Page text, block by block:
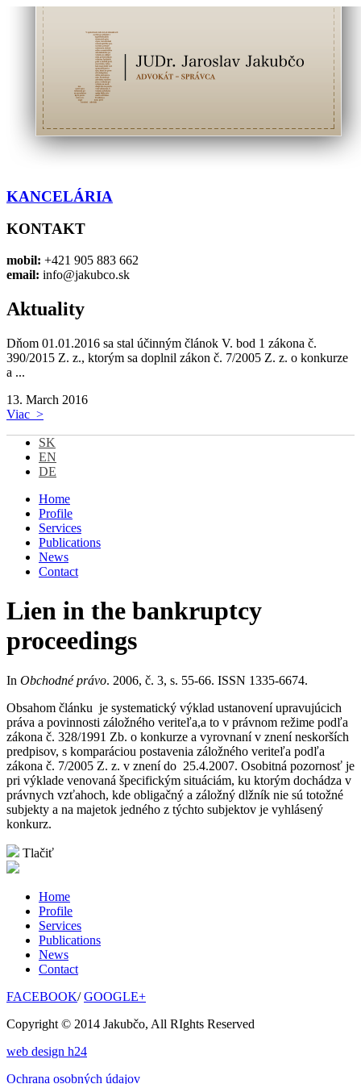
KANCELÁRIA
KONTAKT
mobil: +421 905 883 662
email: info@jakubco.sk
Aktuality
Dňom 01.01.2016 sa stal účinným článok V. bod 1 zákona č.
390/2015 Z. z., ktorým sa doplnil zákon č. 7/2005 Z. z. o konkurze
a ...
13. March 2016
Viac >
SK
EN
DE
Home
Profile
Services
Publications
News
Contact
Lien in the bankruptcy
proceedings
In Obchodné právo. 2006, č. 3, s. 55-66. ISSN 1335-6674.
Obsahom článku je systematický výklad ustanovení upravujúcich
práva a povinnosti záložného veriteľa,a to v právnom režime podľa
zákona č. 328/1991 Zb. o konkurze a vyrovnaní v znení neskorších
predpisov, s komparáciou postavenia záložného veriteľa podľa
zákona č. 7/2005 Z. z. v znení do 25.4.2007. Osobitná pozornosť je
pri výklade venovaná špecifickým situáciám, ku ktorým dochádza v
právnych vzťahoch, kde obligačný a záložný dlžník nie sú totožné
subjekty a na majetok jedného z týchto subjektov je vyhlásený
konkurz.
Tlačiť
Home
Profile
Services
Publications
News
Contact
FACEBOOK/GOOGLE+
Copyright © 2014 Jakubčo, All RIghts Reserved
web design h24
Ochrana osobných údajov